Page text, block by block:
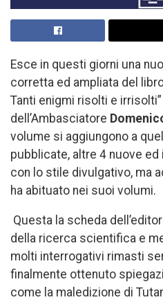
Esce in questi giorni una
corretta ed ampliata del
Tanti enigmi risolti e
dell’Ambasciatore
volume si aggiungono a
pubblicate, altre 4 nuove
con lo stile divulgativo, ma
ha abituato nei suoi volumi.
Questa la scheda
della ricerca scientifica e
molti interrogativi rimasti
finalmente ottenuto
come la maledizione di